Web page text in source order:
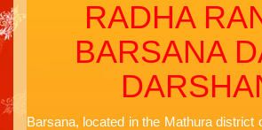
RADHA
BARSANA
Barsana, located in the Mathura district